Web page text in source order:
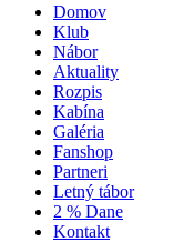
Domov
Klub
Nábor
Aktuality
Rozpis
Kabína
Galéria
Fanshop
Partneri
Letný tábor
2 % Dane
Kontakt